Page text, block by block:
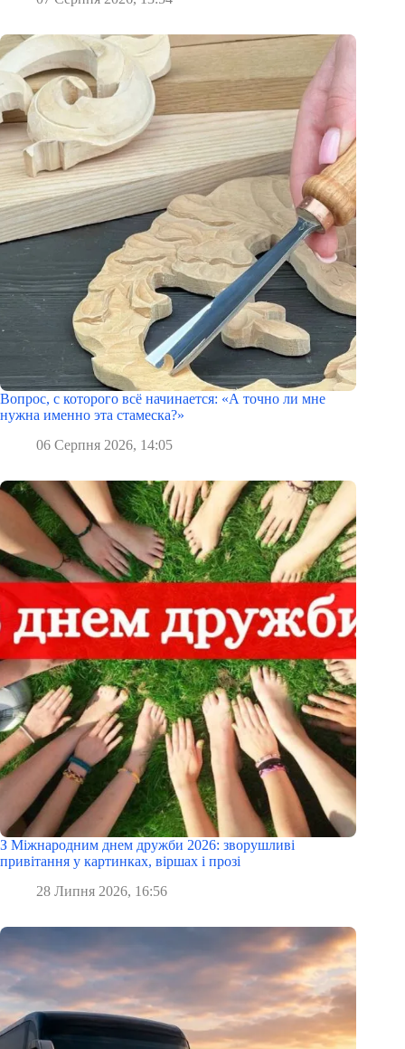
Вопрос, с которого всё начинается: «А точно ли мне
нужна именно эта стамеска?»
06 Серпня 2026, 14:05
З Міжнародним днем дружби 2026: зворушливі
привітання у картинках, віршах і прозі
28 Липня 2026, 16:56